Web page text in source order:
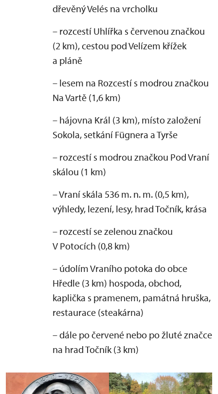
dřevěný Velés na vrcholku
– rozcestí Uhlířka s červenou značkou
(2 km), cestou pod Velízem křížek
a pláně
– lesem na Rozcestí s modrou značkou
Na Vartě (1,6 km)
– hájovna Král (3 km), místo založení
Sokola, setkání Fügnera a Tyrše
– rozcestí s modrou značkou Pod Vraní
skálou (1 km)
– Vraní skála 536 m. n. m. (0,5 km),
výhledy, lezení, lesy, hrad Točník, krása
– rozcestí se zelenou značkou
V Potocích (0,8 km)
– údolím Vraního potoka do obce
Hředle (3 km) hospoda, obchod,
kaplička s pramenem, památná hruška,
restaurace (steakárna)
– dále po červené nebo po žluté značce
na hrad Točník (3 km)